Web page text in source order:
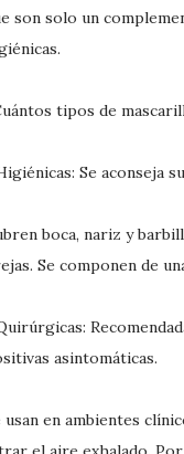
son solo un
tipos de
Se aconseja
boca, nariz y
Se componen de
asintomáticas.
usan en ambientes